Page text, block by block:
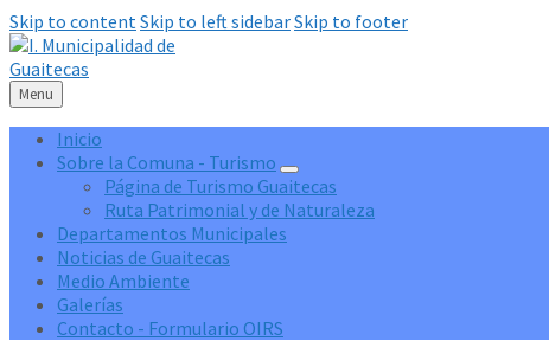
Skip to contentSkip to left sidebarSkip to footer
Menu
Inicio
Sobre la Comuna - Turismo
Página de Turismo Guaitecas
Ruta Patrimonial y de Naturaleza
Departamentos Municipales
Noticias de Guaitecas
Medio Ambiente
Galerías
Contacto - Formulario OIRS